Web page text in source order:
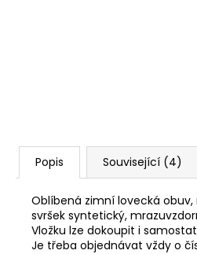
Popis Související (4)
Oblíbená zimní lovecká
svršek syntetický,
Vložku lze dokoupit i
Je třeba objednávat vždy o